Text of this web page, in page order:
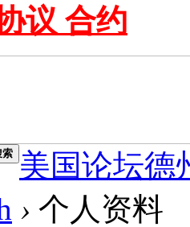
议 合约
索
美国论坛德
› 个人资料